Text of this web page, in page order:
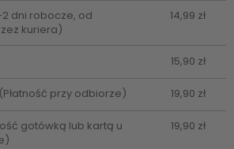
dni robocze, od
kuriera)
14,99 zł
15,90 zł
(Płatność przy odbiorze) 19,90 zł
gotówką lub kartą u
19,90 zł